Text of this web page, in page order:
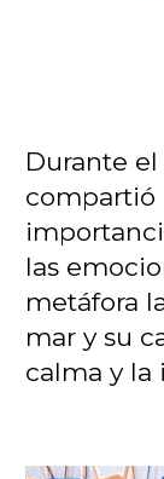
Durante
compartió
las
metáfora
mar y su
calma y la